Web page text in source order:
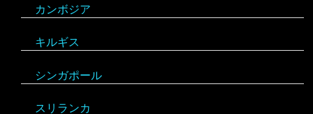
カンボジア
キルギス
シンガポール
スリランカ
スロベニア
セルビア
チェコ
デンマーク
アルゼンチン